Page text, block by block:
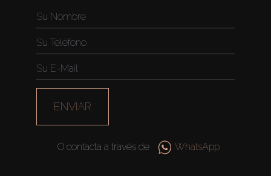
ENVIAR
O contacta a través de WhatsApp